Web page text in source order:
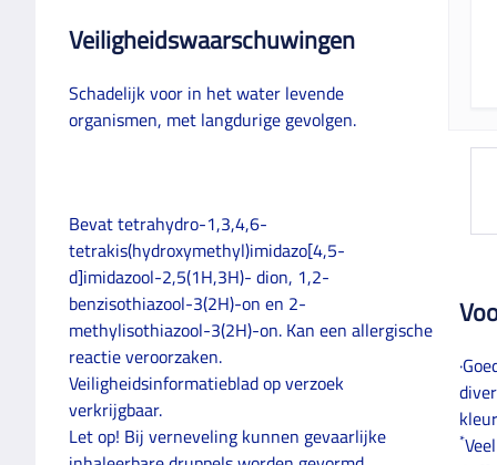
Veiligheidswaarschuwingen
Schadelijk voor in het water levende
organismen, met langdurige gevolgen.
Bevat tetrahydro-1,3,4,6-
tetrakis(hydroxymethyl)imidazo[4,5-
d]imidazool-2,5(1H,3H)- dion, 1,2-
benzisothiazool-3(2H)-on en 2-
methylisothiazool-3(2H)-on. Kan een allergische
reactie veroorzaken.
Veiligheidsinformatieblad op verzoek
verkrijgbaar.
Let op! Bij verneveling kunnen gevaarlijke
kleur
*